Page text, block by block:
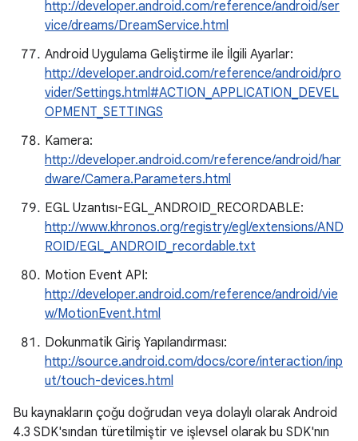
http://developer.android.com/reference/android/ser
vice/dreams/DreamService.html
Android Uygulama Geliştirme ile İlgili Ayarlar:
http://developer.android.com/reference/android/pro
vider/Settings.html#ACTION_APPLICATION_DEVEL
OPMENT_SETTINGS
Kamera:
http://developer.android.com/reference/android/har
dware/Camera.Parameters.html
EGL Uzantısı-EGL_ANDROID_RECORDABLE:
http://www.khronos.org/registry/egl/extensions/AND
ROID/EGL_ANDROID_recordable.txt
Motion Event API:
http://developer.android.com/reference/android/vie
w/MotionEvent.html
Dokunmatik Giriş Yapılandırması:
http://source.android.com/docs/core/interaction/inp
ut/touch-devices.html
Bu kaynakların çoğu doğrudan veya dolaylı olarak Android
4.3 SDK'sından türetilmiştir ve işlevsel olarak bu SDK'nın